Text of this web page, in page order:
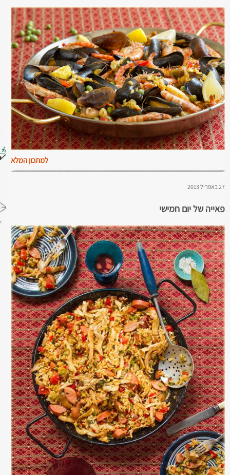
למתכון המלא
27 באפריל 2013
פאייה של יום חמישי